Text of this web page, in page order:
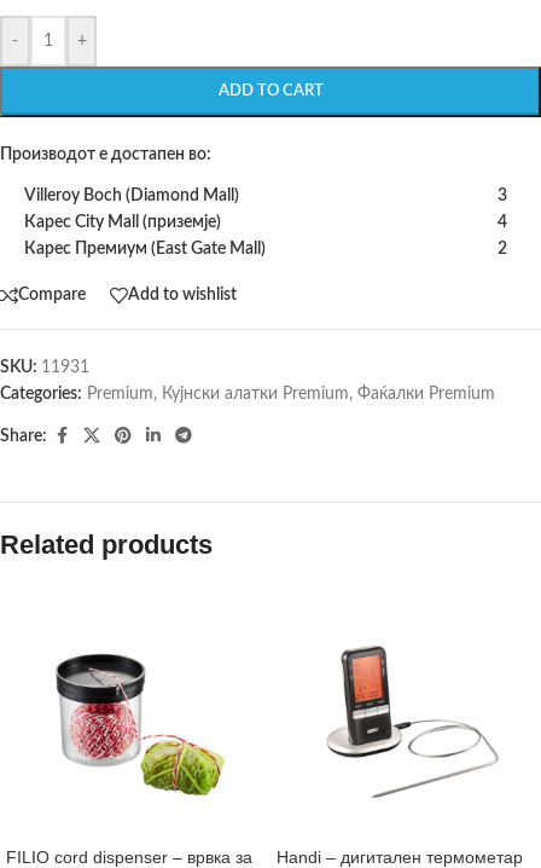
- +
ADD TO CART
Производот е достапен во:
Villeroy Boch (Diamond Mall)
3
Карес City Mall (приземје)
4
Карес Премиум (East Gate Mall)
2
Compare Add to wishlist
SKU: 11931
Categories: Premium, Кујнски алатки Premium, Фаќалки Premium
Share:
Related products
FILIO cord dispenser – врвка за
Handi – дигитален термометар